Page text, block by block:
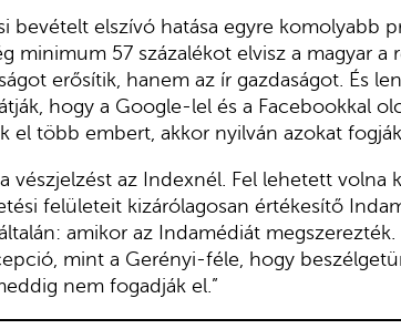
bevételt elszívó hatása egyre komolyabb
minimum 57 százalékot elvisz a magyar a
erősítik, hanem az ír gazdaságot. És
hogy a Google-lel és a Facebookkal
el több embert, akkor nyilván azokat fogják
vészjelzést az Indexnél. Fel lehetett volna
felületeit kizárólagosan értékesítő
amikor az Indamédiát megszerezték.
mint a Gerényi-féle, hogy
nem fogadják el.”